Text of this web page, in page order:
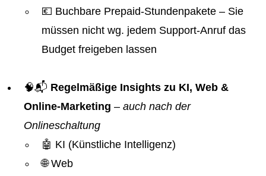
💶 Buchbare Prepaid-Stundenpakete – Sie
müssen nicht wg. jedem Support-Anruf das
Budget freigeben lassen
🧠📬 Regelmäßige Insights zu KI, Web &
Online-Marketing – auch nach der
Onlineschaltung
🤖 KI (Künstliche Intelligenz)
🌐 Web